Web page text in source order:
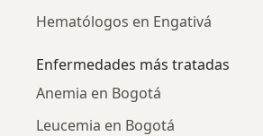
Hematólogos en Engativá
Enfermedades más tratadas
Anemia en Bogotá
Leucemia en Bogotá